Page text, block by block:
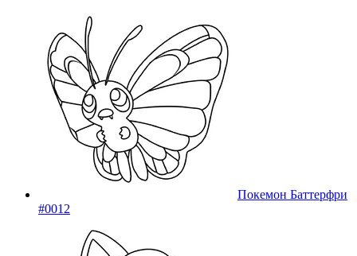
Покемон Баттерфри
#0012